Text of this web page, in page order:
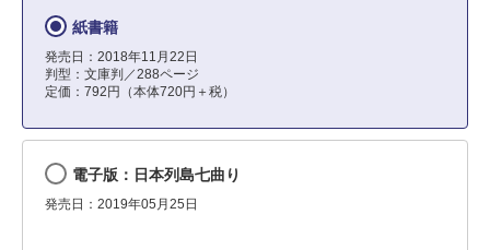
紙書籍
発売日：2018年11月22日
判型：文庫判／288ページ
定価：792円（本体720円＋税）
電子版：日本列島七曲り
発売日：2019年05月25日